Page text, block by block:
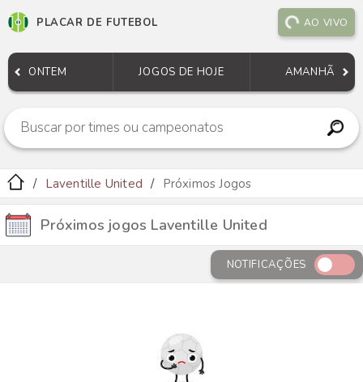
PLACAR DE FUTEBOL AO VIVO
ONTEM JOGOS DE HOJE AMANHÃ
Laventille United Próximos Jogos
Próximos jogos Laventille United
NOTIFICAÇÕES